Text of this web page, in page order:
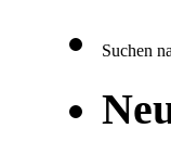
Suchen